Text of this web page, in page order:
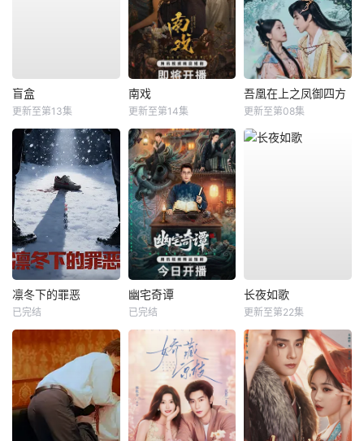
盲盒
更新至第13集
南戏
更新至第14集
吾凰在上之凤御四方
更新至第08集
凛冬下的罪恶
已完结
幽宅奇谭
已完结
长夜如歌
更新至第22集